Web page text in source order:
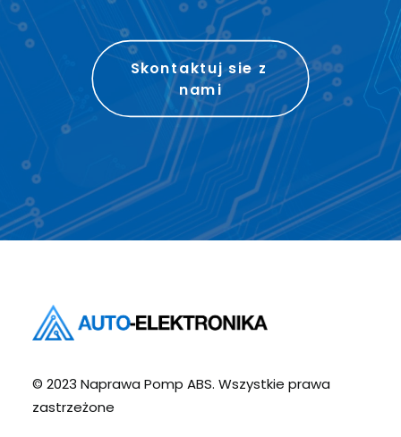
Skontaktuj sie z
nami
© 2023 Naprawa Pomp ABS. Wszystkie prawa
zastrzeżone